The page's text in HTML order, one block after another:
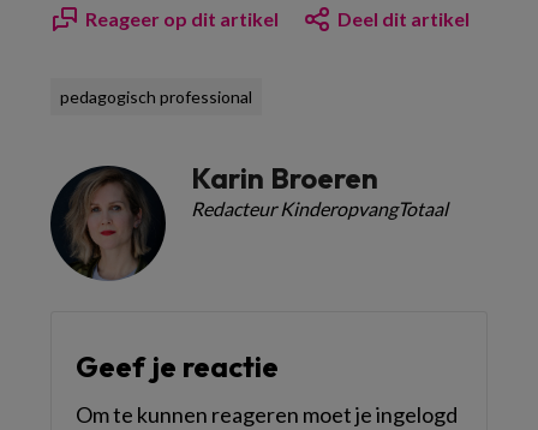
Reageer op dit artikel Deel dit artikel
pedagogisch professional
Karin Broeren
Redacteur KinderopvangTotaal
Geef je reactie
Om te kunnen reageren moet je ingelogd